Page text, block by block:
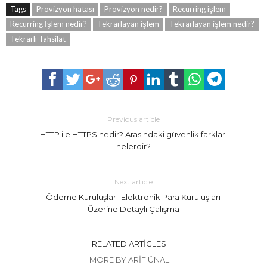
Tags Provizyon hatası Provizyon nedir?
Recurring işlem
Recurring İşlem nedir?
Tekrarlayan işlem
Tekrarlayan işlem nedir?
Tekrarlı Tahsilat
Previous article
HTTP ile HTTPS nedir? Arasındaki güvenlik farkları
nelerdir?
Next article
Ödeme Kuruluşları-Elektronik Para Kuruluşları
Üzerine Detaylı Çalışma
RELATED ARTICLES
MORE BY ARIF ÜNAL